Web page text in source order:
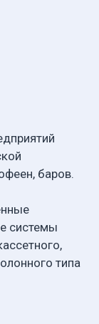
баров.
системы
типа